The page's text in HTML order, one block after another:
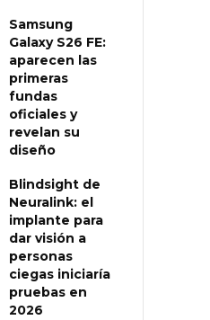
Samsung
Galaxy S26 FE:
aparecen las
primeras
fundas
oficiales y
revelan su
diseño
Blindsight de
Neuralink: el
implante para
dar visión a
personas
ciegas iniciaría
pruebas en
2026